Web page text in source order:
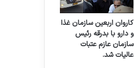
کاروان اربعین سازمان غذا
و دارو با بدرقه رئیس
سازمان عازم عتبات
عالیات شد.